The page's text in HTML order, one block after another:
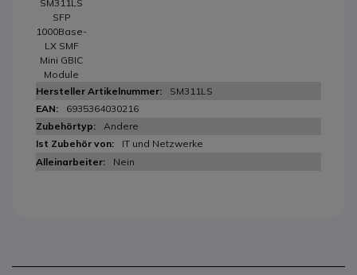
SM311LS
SFP
1000Base-
LX SMF
Mini GBIC
Module
SM311LS
6935364030216
Andere
IT und Netzwerke
Nein